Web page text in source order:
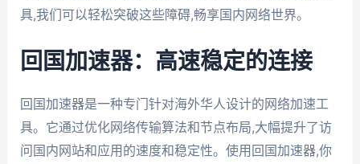
具,我们可以轻松突破这些障碍,畅享国内网络世界。
回国加速器：高速稳定的连接
回国加速器是一种专门针对海外华人设计的网络加速工
具。它通过优化网络传输算法和节点布局,大幅提升了访
问国内网站和应用的速度和稳定性。使用回国加速器,你